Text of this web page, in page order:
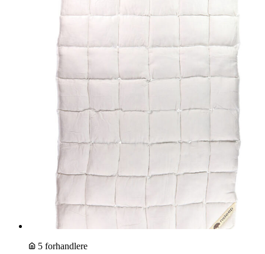
5 forhandlere